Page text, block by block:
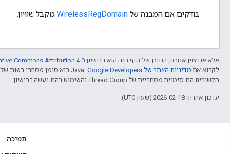
בודקים אם המבנה של WirelessRegDomain מקבל שוויון.
אלא אם צוין אחרת, התוכן של הדף הזה הוא ברישיון Commons Attribution 4.0‏
לקרוא את מדיניות האתר של Google Developers‏
הקשורים הם סימנים מסחריים של Thread Group והשימוש בהם נעשה ברישיון.
עדכון אחרון: 2026-02-18 (שעון UTC).
תמיכה